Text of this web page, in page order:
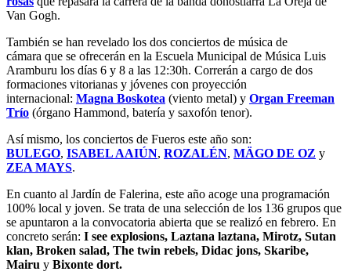
Van Gogh.
También se han revelado los dos conciertos de música de
cámara que se ofrecerán en la Escuela Municipal de Música Luis
Aramburu los días 6 y 8 a las 12:30h. Correrán a cargo de dos
formaciones vitorianas y jóvenes con proyección
internacional: Magna Boskotea (viento metal) y Organ Freeman
Trío (órgano Hammond, batería y saxofón tenor).
Así mismo, los conciertos de Fueros este año son:
BULEGO, ISABEL AAIÚN, ROZALÉN, MÄGO DE OZ y
ZEA MAYS.
En cuanto al Jardín de Falerina, este año acoge una programación
100% local y joven. Se trata de una selección de los 136 grupos que
se apuntaron a la convocatoria abierta que se realizó en febrero. En
concreto serán: I see explosions, Laztana laztana, Mirotz, Sutan
klan, Broken salad, The twin rebels, Didac jons, Skaribe,
Mairu y Bixonte dort.